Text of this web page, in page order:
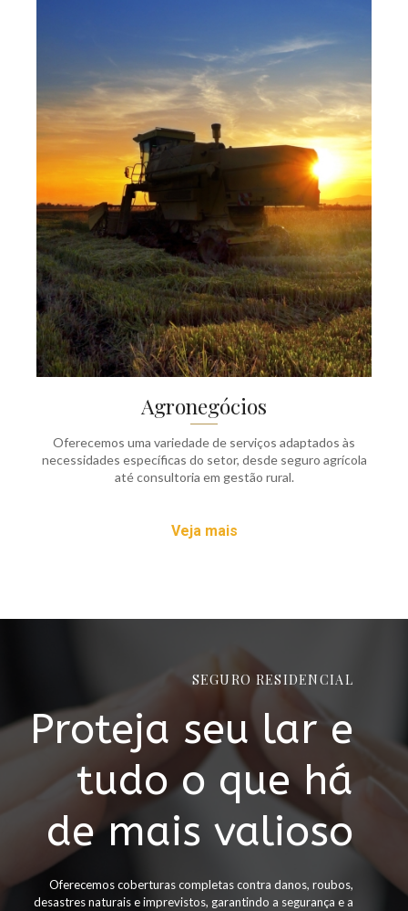
Agronegócios
Oferecemos uma variedade de serviços adaptados às
necessidades específicas do setor, desde seguro agrícola
até consultoria em gestão rural.
Veja mais
SEGURO RESIDENCIAL
Proteja seu lar e
tudo o que há
de mais valioso
Oferecemos coberturas completas contra danos, roubos,
desastres naturais e imprevistos, garantindo a segurança e a